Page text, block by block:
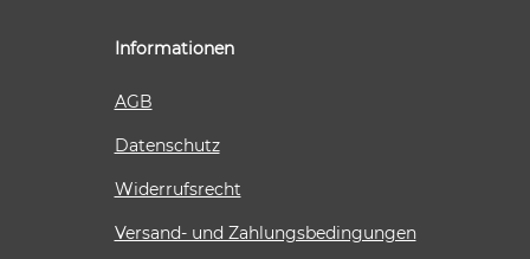
Informationen
AGB
Datenschutz
Widerrufsrecht
Versand- und Zahlungsbedingungen